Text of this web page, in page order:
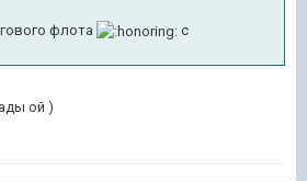
флота
с
ой )